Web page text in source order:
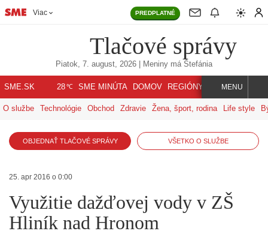
Viac PREDPLATNÉ
Tlačové správy
Piatok, 7. august, 2026 | Meniny má Štefánia
SME.SK 28℃ SME MINÚTA DOMOV REGIÓNY INDEX SVET
MENU
O službe Technológie Obchod Zdravie Žena, šport, rodina Life style
OBJEDNAŤ TLAČOVÉ SPRÁVY VŠETKO O SLUŽBE
25. apr 2016 o 0:00
Využitie dažďovej vody v ZŠ
Hliník nad Hronom